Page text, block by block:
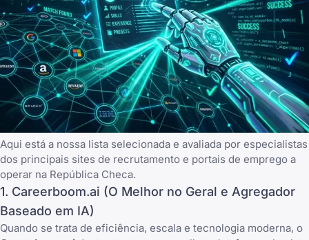
Aqui está a nossa lista selecionada e avaliada por especialistas
dos principais sites de recrutamento e portais de emprego a
operar na República Checa.
1. Careerboom.ai (O Melhor no Geral e Agregador
Baseado em IA)
Quando se trata de eficiência, escala e tecnologia moderna, o